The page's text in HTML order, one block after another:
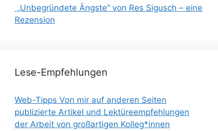
„Unbegründete Ängste“ von Res Sigusch – eine
Rezension
Lese-Empfehlungen
Web-Tipps Von mir auf anderen Seiten
publizierte Artikel und Lektüreempfehlungen
der Arbeit von großartigen Kolleg*innen